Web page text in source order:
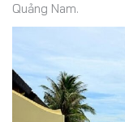
Quảng Nam.